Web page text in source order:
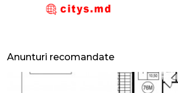
Anunturi recomandate